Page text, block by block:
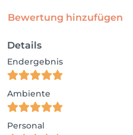
Bewertung hinzufügen
Details
Endergebnis
Ambiente
Personal